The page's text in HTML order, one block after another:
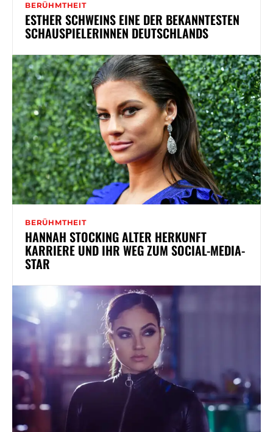
BERÜHMTHEIT
ESTHER SCHWEINS EINE DER BEKANNTESTEN
SCHAUSPIELERINNEN DEUTSCHLANDS
BERÜHMTHEIT
HANNAH STOCKING ALTER HERKUNFT
KARRIERE UND IHR WEG ZUM SOCIAL-MEDIA-
STAR